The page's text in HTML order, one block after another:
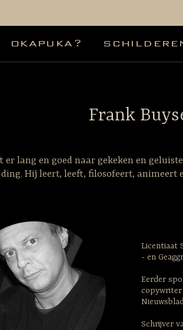
okapuka?
Frank
er lang en goed naar gekeken en
ding. Hij leert, leeft, filosofeert, animeert
Licentiaat
- en
Eerder
copywriter
Schrijver